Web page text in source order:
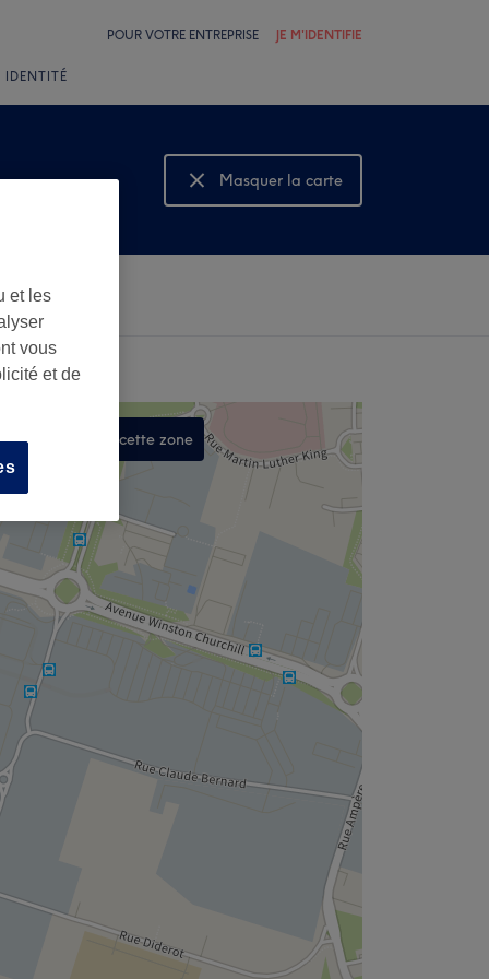
POUR VOTRE ENTREPRISE JE M'IDENTIFIE
IDENTITÉ
Masquer la carte
Montrer la carte
dans cette zone
et les
vous
et de